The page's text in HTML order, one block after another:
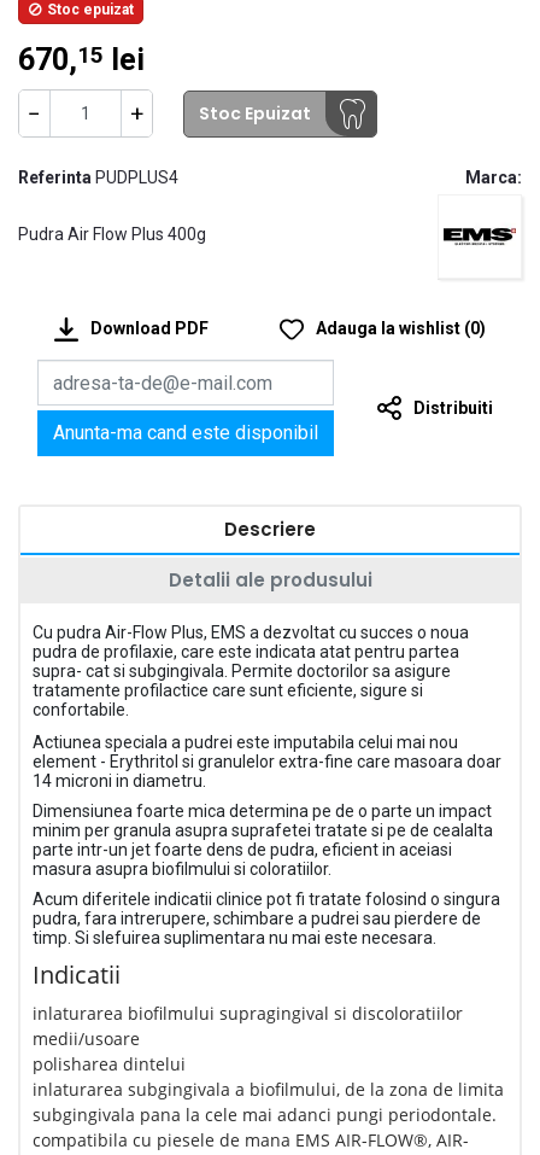
 Stoc epuizat
670,15 lei
− + Stoc Epuizat
Marca:
Referinta PUDPLUS4
Pudra Air Flow Plus 400g
Download PDF Adauga la wishlist (0)
Anunta-ma cand este disponibil
Distribuiti
Descriere
Detalii ale produsului
Cu pudra Air-Flow Plus, EMS a dezvoltat cu succes o noua
pudra de profilaxie, care este indicata atat pentru partea
supra- cat si subgingivala. Permite doctorilor sa asigure
tratamente profilactice care sunt eficiente, sigure si
confortabile.
Actiunea speciala a pudrei este imputabila celui mai nou
element - Erythritol si granulelor extra-fine care masoara doar
14 microni in diametru.
Dimensiunea foarte mica determina pe de o parte un impact
minim per granula asupra suprafetei tratate si pe de cealalta
parte intr-un jet foarte dens de pudra, eficient in aceiasi
masura asupra biofilmului si coloratiilor.
Acum diferitele indicatii clinice pot fi tratate folosind o singura
pudra, fara intrerupere, schimbare a pudrei sau pierdere de
timp. Si slefuirea suplimentara nu mai este necesara.
Indicatii
inlaturarea biofilmului supragingival si discoloratiilor
medii/usoare
polisharea dintelui
inlaturarea subgingivala a biofilmului, de la zona de limita
subgingivala pana la cele mai adanci pungi periodontale.
compatibila cu piesele de mana EMS AIR-FLOW®, AIR-